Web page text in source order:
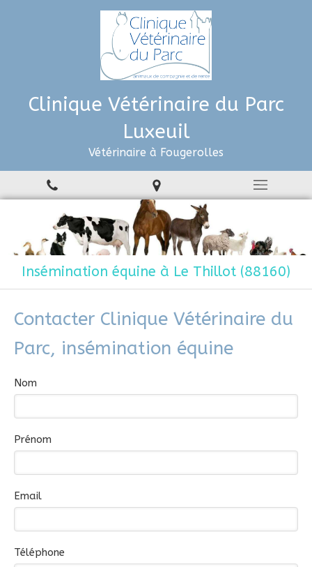
Clinique Vétérinaire du Parc
Luxeuil
Vétérinaire à Fougerolles
Insémination équine à Le Thillot (88160)
Contacter Clinique Vétérinaire du
Parc, insémination équine
Nom
Prénom
Email
Téléphone